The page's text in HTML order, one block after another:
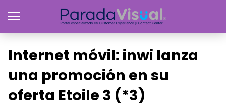
Internet móvil: inwi lanza
una promoción en su
oferta Etoile 3 (*3)